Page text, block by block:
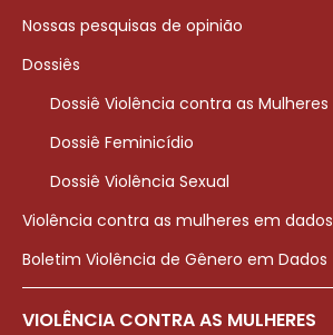
Nossas pesquisas de opinião
Dossiês
Dossiê Violência contra as Mulheres
Dossiê Feminicídio
Dossiê Violência Sexual
Violência contra as mulheres em dados
Boletim Violência de Gênero em Dados
VIOLÊNCIA CONTRA AS MULHERES